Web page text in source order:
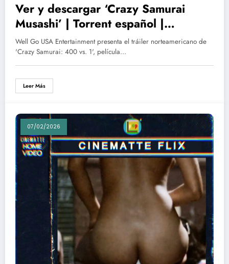
Ver y descargar ‘Crazy Samurai
Musashi’ | Torrent español |
CRÍTICA | 400 vs. 1 en un plano
secuencia de 77 min.
Well Go USA Entertainment presenta el tráiler norteamericano de
'Crazy Samurai: 400 vs. 1', película…
Leer Más
07/02/2026